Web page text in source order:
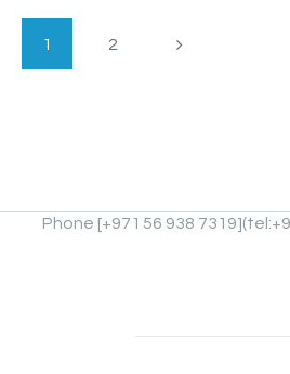
PAGE
1 PAGE
2
Phone [+971 56 938